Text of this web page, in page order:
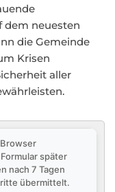
dem neuesten
die Gemeinde
Krisen
aller
später
nach 7 Tagen
übermittelt.